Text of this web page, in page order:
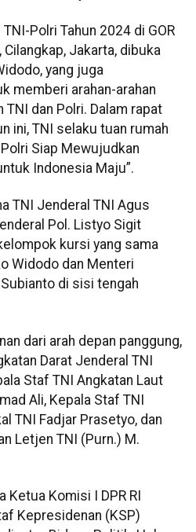
Polri Tahun 2024 di GOR
Cilangkap, Jakarta, dibuka
yang juga
memberi arahan-arahan
TNI dan Polri. Dalam rapat
ini, TNI selaku tuan rumah
Siap Mewujudkan
Indonesia Maju”.
TNI Jenderal TNI Agus
Pol. Listyo Sigit
kursi yang sama
Widodo dan Menteri
di sisi tengah
dari arah depan panggung,
Darat Jenderal TNI
Staf TNI Angkatan Laut
Ali, Kepala Staf TNI
TNI Fadjar Prasetyo, dan
Letjen TNI (Purn.) M.
Ketua Komisi I DPR RI
Kepresidenan (KSP)